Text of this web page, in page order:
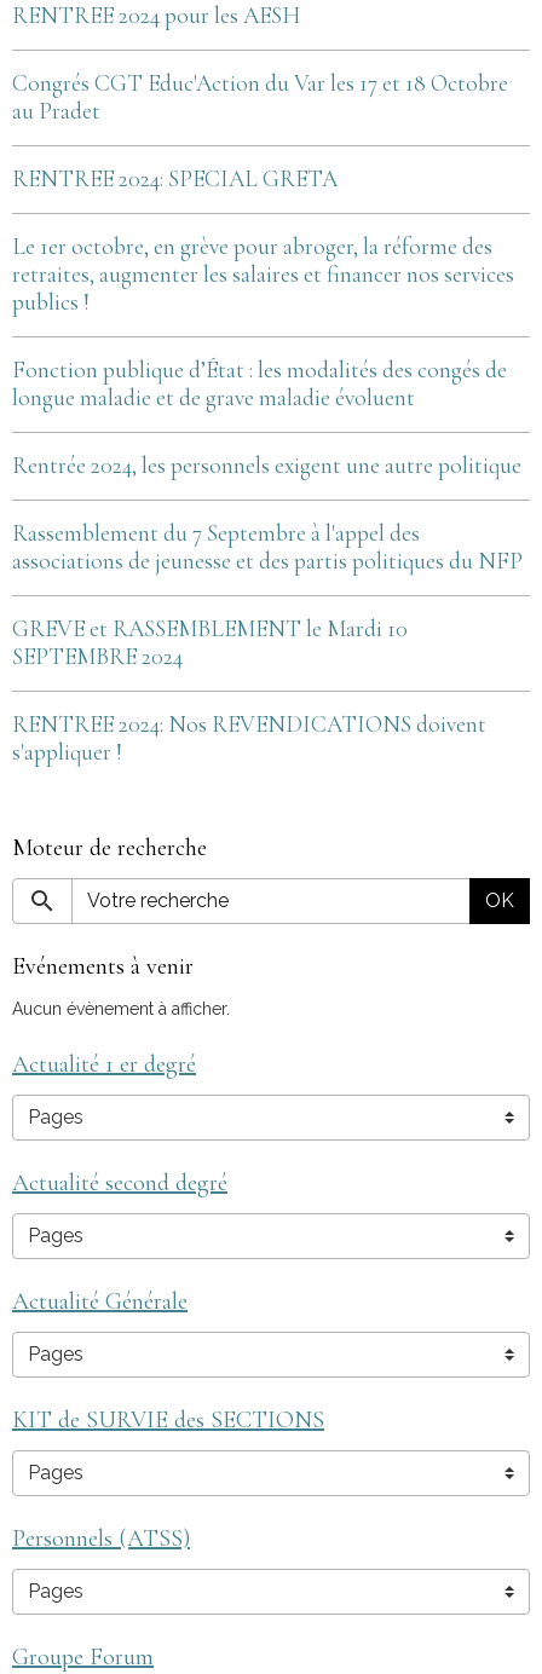
RENTREE 2024 pour les AESH
Congrés CGT Educ'Action du Var les 17 et 18 Octobre
au Pradet
RENTREE 2024: SPECIAL GRETA
Le 1er octobre, en grève pour abroger, la réforme des
retraites, augmenter les salaires et financer nos services
publics !
Fonction publique d’État : les modalités des congés de
longue maladie et de grave maladie évoluent
Rentrée 2024, les personnels exigent une autre politique
Rassemblement du 7 Septembre à l'appel des
associations de jeunesse et des partis politiques du NFP
GREVE et RASSEMBLEMENT le Mardi 10
SEPTEMBRE 2024
RENTREE 2024: Nos REVENDICATIONS doivent
s'appliquer !
Moteur de recherche
OK
Evénements à venir
Aucun évènement à afficher.
Actualité 1 er degré
Actualité second degré
Actualité Générale
KIT de SURVIE des SECTIONS
Personnels (ATSS)
Groupe Forum